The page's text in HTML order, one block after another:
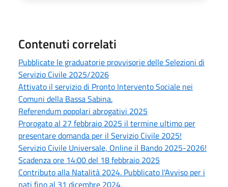
Contenuti correlati
Pubblicate le graduatorie provvisorie delle Selezioni di
Servizio Civile 2025/2026
Attivato il servizio di Pronto Intervento Sociale nei
Comuni della Bassa Sabina.
Referendum popolari abrogativi 2025
Prorogato al 27 febbraio 2025 il termine ultimo per
presentare domanda per il Servizio Civile 2025!
Servizio Civile Universale, Online il Bando 2025-2026!
Scadenza ore 14:00 del 18 febbraio 2025
Contributo alla Natalità 2024. Pubblicato l'Avviso per i
nati fino al 31 dicembre 2024.